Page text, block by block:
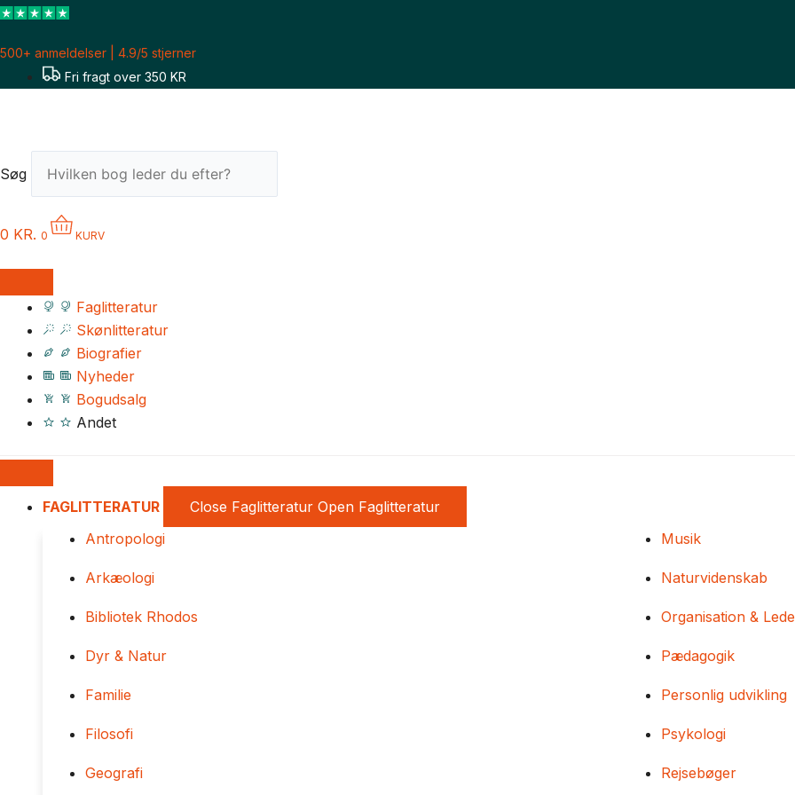
Gå
indholdet
500+ anmeldelser | 4.9/5 stjerner
Fri fragt over 350 KR
Søg
0 KR. 0 KURV
Faglitteratur
Skønlitteratur
Biografier
Nyheder
Bogudsalg
Andet
FAGLITTERATUR Close Faglitteratur Open Faglitteratur
Antropologi
Arkæologi
Bibliotek Rhodos
Dyr & Natur
Familie
Filosofi
Geografi
Musik
Naturvidenskab
Organisation &
Pædagogik
Personlig udvikling
Psykologi
Rejsebøger